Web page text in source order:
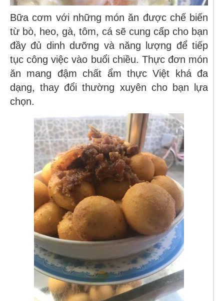
Bữa cơm với những món ăn được chế biến
từ bò, heo, gà, tôm, cá sẽ cung cấp cho bạn
đầy đủ dinh dưỡng và năng lượng để tiếp
tục công việc vào buổi chiều. Thực đơn món
ăn mang đậm chất ẩm thực Việt khá đa
dạng, thay đổi thường xuyên cho bạn lựa
chọn.